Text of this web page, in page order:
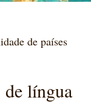
de países
de língua